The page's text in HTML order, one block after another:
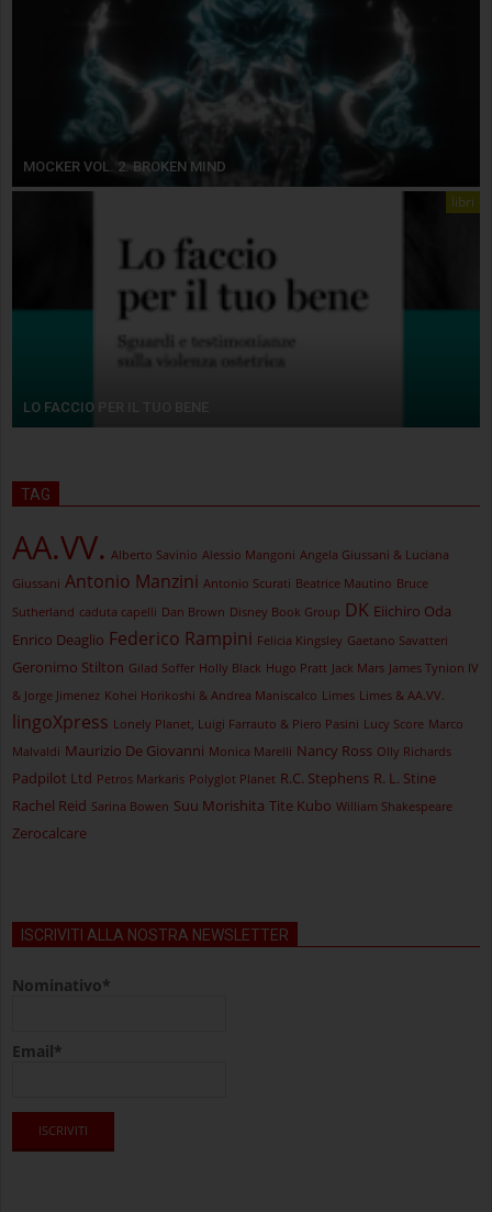
MOCKER VOL. 2. BROKEN MIND
libri
LO FACCIO PER IL TUO BENE
TAG
AA.VV. Alberto Savinio Alessio Mangoni Angela Giussani & Luciana
Giussani Antonio Manzini Antonio Scurati Beatrice Mautino Bruce
Sutherland caduta capelli Dan Brown Disney Book Group DK Eiichiro Oda
Enrico Deaglio Federico Rampini Felicia Kingsley Gaetano Savatteri
Geronimo Stilton Gilad Soffer Holly Black Hugo Pratt Jack Mars James Tynion IV
& Jorge Jimenez Kohei Horikoshi & Andrea Maniscalco Limes Limes & AA.VV.
lingoXpress Lonely Planet, Luigi Farrauto & Piero Pasini Lucy Score Marco
Malvaldi Maurizio De Giovanni Monica Marelli Nancy Ross Olly Richards
Padpilot Ltd Petros Markaris Polyglot Planet R.C. Stephens R. L. Stine
Rachel Reid Sarina Bowen Suu Morishita Tite Kubo William Shakespeare
Zerocalcare
ISCRIVITI ALLA NOSTRA NEWSLETTER
Nominativo*
Email*